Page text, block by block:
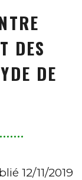
DES
DE
12/11/2019